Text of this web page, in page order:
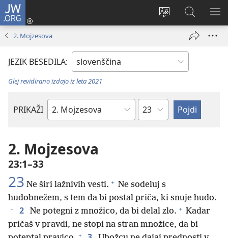
JW.ORG
Spremeni
spletnega
mesta
Prijava
(odpre
Iskanje
po
JW.ORG
2. Mojzesova
JEZIK BESEDILA:
Glej revidirano izdajo iz leta 2021
PRIKAŽI
Po
knjigi
Poglavje
2. Mojzesova
23:1–33
23 Ne širi lažnivih vesti. + Ne sodeluj s
hudobnežem, s tem da bi postal priča, ki snuje hudo.
+ 2 Ne potegni z množico, da bi delal zlo. + Kadar
pričaš v pravdi, ne stopi na stran množice, da bi
+